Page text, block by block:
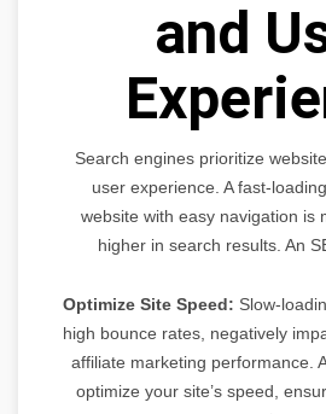
and
Search engines prioritize
user experience. A fast-
website with easy navigation is
higher in search results. An
Optimize Site Speed: Slow-
high bounce rates, negatively
affiliate marketing performance.
optimize your site’s speed,